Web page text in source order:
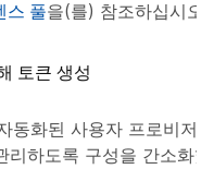
스 풀을(를) 참조하십시오.
토큰 생성
동화된 사용자 프로비저
하도록 구성을 간소화했